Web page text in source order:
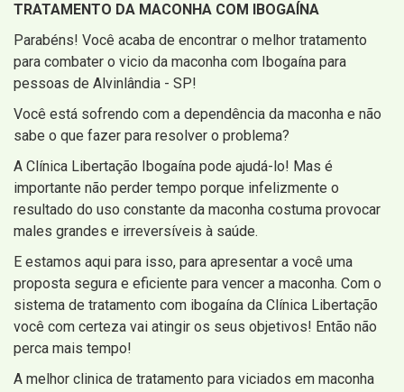
TRATAMENTO DA MACONHA COM IBOGAÍNA
Parabéns! Você acaba de encontrar o melhor tratamento
para combater o vicio da maconha com Ibogaína para
pessoas de Alvinlândia - SP!
Você está sofrendo com a dependência da maconha e não
sabe o que fazer para resolver o problema?
A Clínica Libertação Ibogaína pode ajudá-lo! Mas é
importante não perder tempo porque infelizmente o
resultado do uso constante da maconha costuma provocar
males grandes e irreversíveis à saúde.
E estamos aqui para isso, para apresentar a você uma
proposta segura e eficiente para vencer a maconha. Com o
sistema de tratamento com ibogaína da Clínica Libertação
você com certeza vai atingir os seus objetivos! Então não
perca mais tempo!
A melhor clinica de tratamento para viciados em maconha